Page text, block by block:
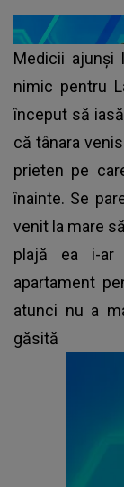
Medicii
nimic pentru
început să
că tânara
prieten pe
înainte. Se
venit la mare
plajă ea i-
apartament
atunci nu a
găsită